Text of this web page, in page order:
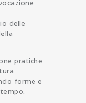
delle
pratiche
forme e